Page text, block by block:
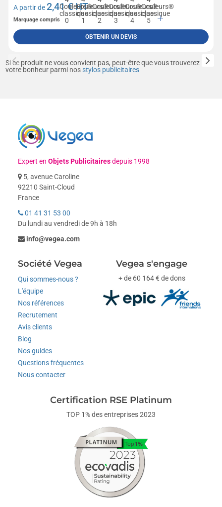
A partir de2,41€ HT
Marquage compris
OBTENIR UN DEVIS
Si ce produit ne vous convient pas, peut-être que vous trouverez
votre bonheur parmi nosstylos publicitaires
Expert enObjets Publicitairesdepuis 1998
5, avenue Caroline
92210 Saint-Cloud
France
01 41 31 53 00
Du lundi au vendredi de 9h à 18h
info@vegea.com
Société Vegea
Qui sommes-nous ?
L'équipe
Nos références
Recrutement
Avis clients
Blog
Nos guides
Questions fréquentes
Nous contacter
Vegea s'engage
+ de 60 164 € de dons
Certification RSE Platinum
TOP 1% des entreprises 2023